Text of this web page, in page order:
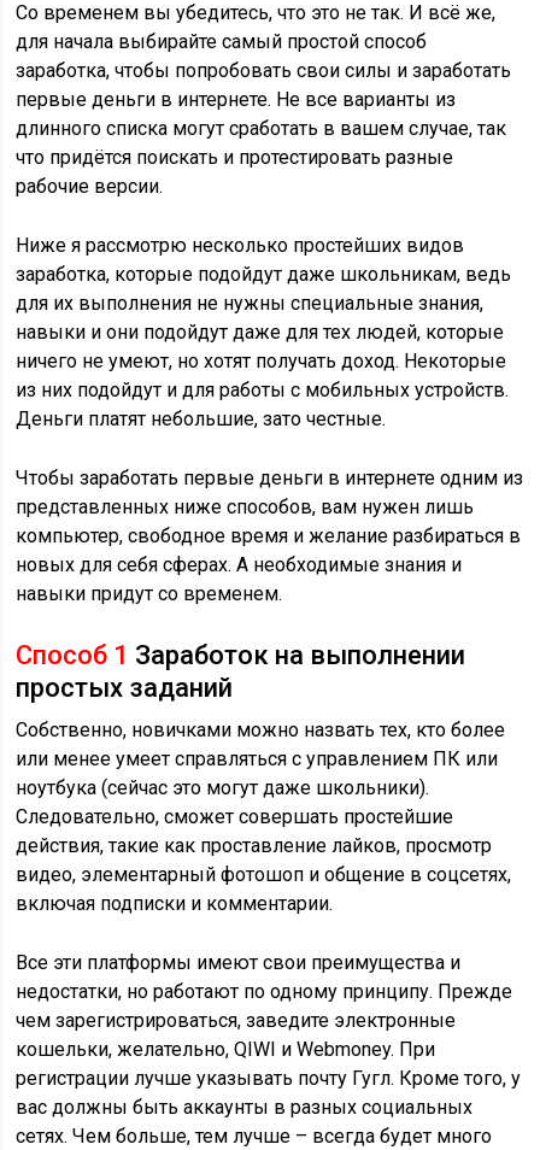
Со временем вы убедитесь, что это не так. И всё же,
для начала выбирайте самый простой способ
заработка, чтобы попробовать свои силы и заработать
первые деньги в интернете. Не все варианты из
длинного списка могут сработать в вашем случае, так
что придётся поискать и протестировать разные
рабочие версии.
Ниже я рассмотрю несколько простейших видов
заработка, которые подойдут даже школьникам, ведь
для их выполнения не нужны специальные знания,
навыки и они подойдут даже для тех людей, которые
ничего не умеют, но хотят получать доход. Некоторые
из них подойдут и для работы с мобильных устройств.
Деньги платят небольшие, зато честные.
Чтобы заработать первые деньги в интернете одним из
представленных ниже способов, вам нужен лишь
компьютер, свободное время и желание разбираться в
новых для себя сферах. А необходимые знания и
навыки придут со временем.
Способ 1 Заработок на выполнении
простых заданий
Собственно, новичками можно назвать тех, кто более
или менее умеет справляться с управлением ПК или
ноутбука (сейчас это могут даже школьники).
Следовательно, сможет совершать простейшие
действия, такие как проставление лайков, просмотр
видео, элементарный фотошоп и общение в соцсетях,
включая подписки и комментарии.
Все эти платформы имеют свои преимущества и
недостатки, но работают по одному принципу. Прежде
чем зарегистрироваться, заведите электронные
кошельки, желательно, QIWI и Webmoney. При
регистрации лучше указывать почту Гугл. Кроме того, у
вас должны быть аккаунты в разных социальных
сетях. Чем больше, тем лучше – всегда будет много